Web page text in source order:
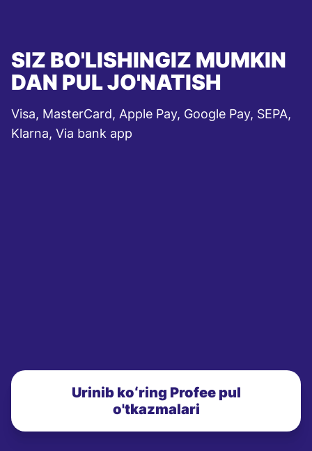
SIZ BO'LISHINGIZ MUMKIN
DAN PUL JO'NATISH
Visa, MasterCard, Apple Pay, Google Pay, SEPA,
Klarna, Via bank app
Urinib koʻring Profee pul
o'tkazmalari